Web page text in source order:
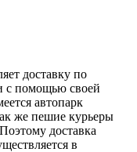
доставку по
с помощью своей
автопарк
же пешие курьеры
доставка
в